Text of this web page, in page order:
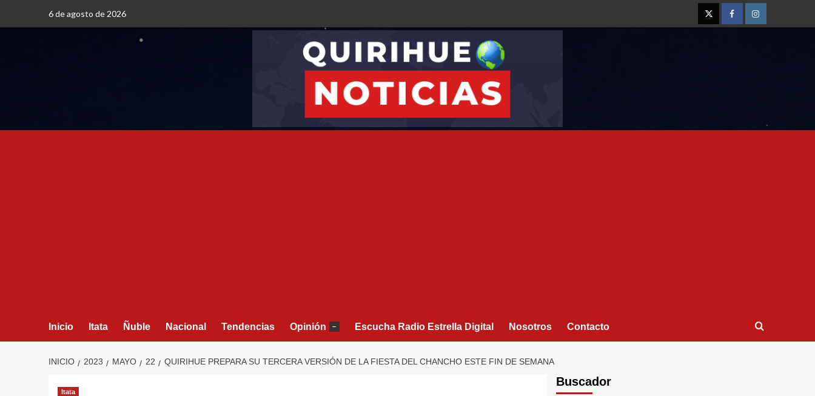
6 de agosto de 2026
Inicio Itata Ñuble Nacional Tendencias Opinión – Escucha Radio Estrella Digital Nosotros Contacto
INICIO 2023 MAYO 22 QUIRIHUE PREPARA SU TERCERA VERSIÓN DE LA FIESTA DEL CHANCHO ESTE FIN DE SEMANA
Itata
Buscador